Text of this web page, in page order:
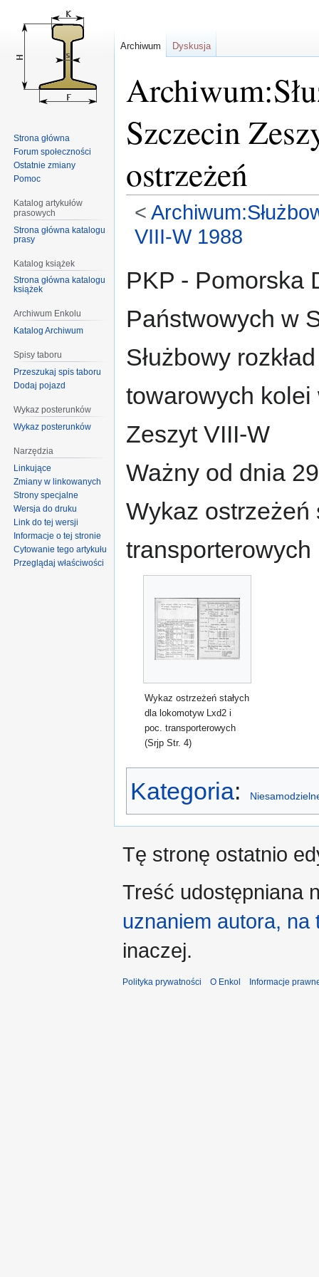
Szczecin
ostrzeżeń
<
VIII-W 1988
do
do
PKP - Pomorska
Państwowych w
Służbowy
towarowych
Zeszyt VIII-W
Ważny od dnia
Wykaz ostrzeżeń
transporterowych
Wykaz ostrzeżeń stałych
dla lokomotyw Lxd2 i
poc. transporterowych
(Srjp Str. 4)
Kategoria:
Archiwum Dyskusja
Strona główna
Forum społeczności
Ostatnie zmiany
Pomoc
Katalog artykułów
prasowych
Strona główna katalogu
prasy
Katalog książek
Strona główna katalogu
książek
Archiwum Enkolu
Katalog Archiwum
Spisy taboru
Przeszukaj spis taboru
Dodaj pojazd
Wykaz posterunków
Wykaz posterunków
Narzędzia
Linkujące
Zmiany w linkowanych
Strony specjalne
Wersja do druku
Link do tej wersji
Informacje o tej stronie
Cytowanie tego artykułu
Przeglądaj właściwości
Tę stronę ostatnio
Treść udostępniana
uznaniem autora,
inaczej.
Polityka prywatności O Enkol Informacje